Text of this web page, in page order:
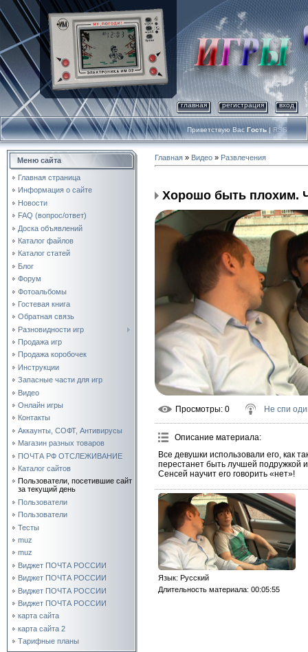
главная регистрация вход
Приветствую Вас Гость | RSS
Меню сайта
Главная страница
Информация о сайте
Новости
FAQ (вопрос/ответ)
Доска объявлений
Каталог файлов
Каталог статей
Блог
Форум
Фотоальбомы
Гостевая книга
Обратная связь
Разновидности игр
Продажа игр
Продажа коробочек
Инструкции
Запасные части для игр
Видео
Онлайн игры
Контакты
Аккаунты, СОФТ, Антивирусы
Магазин разных товаров
ПОЧТА РФ ОТСЛЕЖИВАНИЕ
Каталог сайтов
Пользователи, посетившие сайт
за текущий день
Пользователи
Пользователи
Тесты
muz
muz
Виджет ПОЧТА РОССИИ
Виджет ПОЧТА РОССИИ
Виджет ПОЧТА РОССИИ
Виджет ПОЧТА РОССИИ
карта сайта
карта сайта 2
Тарифные планы
Главная » Видео » Развлечения
Хорошо быть плохим.
Просмотры: 0 Не спи
Описание материала:
Все девушки использовали его, как
перестанет быть лучшей подружкой
Сенсей научит его говорить «нет»!
Язык: Русский
Длительность материала: 00:05:55